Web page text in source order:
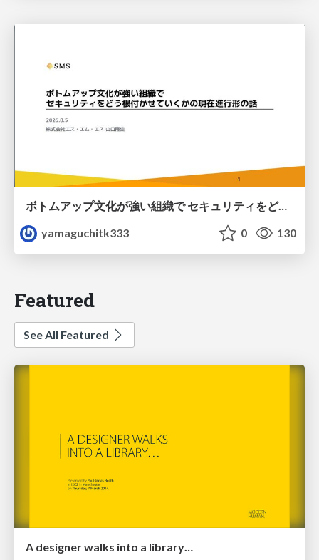
ボトムアップ文化が強い組織で セキュリティをどう根付かせていくかの現在進行形の話 / Making Security Stick in a Bottom-Up Organization
yamaguchitk333
0 130
Featured
See All Featured
A designer walks into a library…